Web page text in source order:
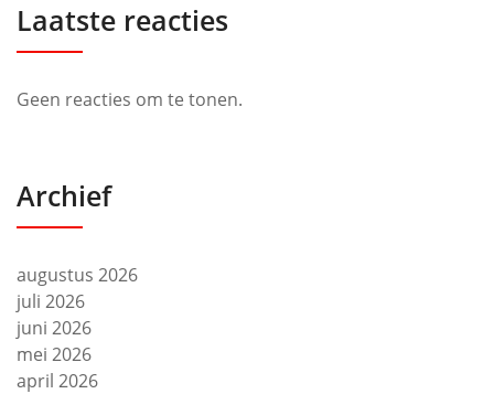
Laatste reacties
Geen reacties om te tonen.
Archief
augustus 2026
juli 2026
juni 2026
mei 2026
april 2026